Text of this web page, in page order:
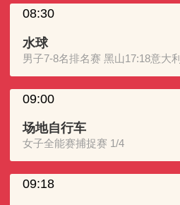
08:30
水球
男子7-8名排名赛 黑山17:18意大利
09:00
场地自行车
女子全能赛捕捉赛 1/4
09:18